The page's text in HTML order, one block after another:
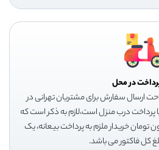
در محل
ارسال سفارش برای مشتریان تهرانی در
پیک با پرداخت درب منزل است،لازم به ذکر است که
های بالای 10میلیون تومان خریدار ملزم به پرداخت بیعانه، یک
کل فاکتور می باشد.